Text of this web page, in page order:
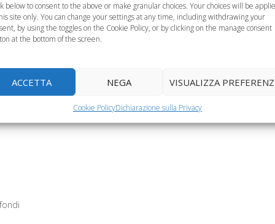
below to consent to the above or make granular choices. Your choices will be
site only. You can change your settings at any time, including withdrawing your
by using the toggles on the Cookie Policy, or by clicking on the manage consent
at the bottom of the screen.
ACCETTA NEGA VISUALIZZA
Cookie PolicyDichiarazione sulla Privacy
con il
Allattare al seno
quando si è fuori
casa, ecco come…
La mamma che
allatta i figli delle altre